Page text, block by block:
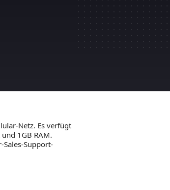
Netz. Es verfügt
1GB RAM.
Support-